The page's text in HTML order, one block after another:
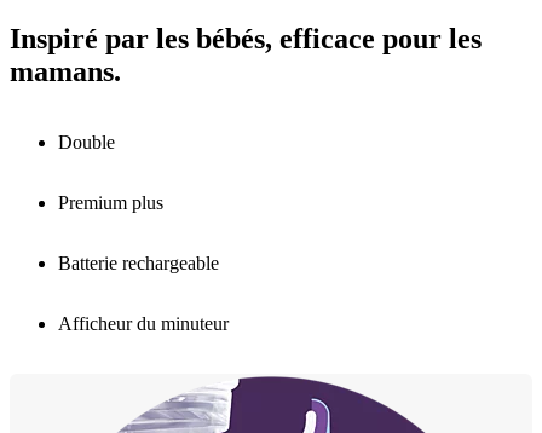
Inspiré par les bébés, efficace pour les
mamans.
Double
Premium plus
Batterie rechargeable
Afficheur du minuteur